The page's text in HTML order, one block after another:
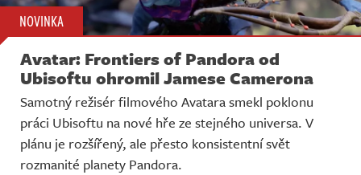
NOVINKA
Avatar: Frontiers of Pandora od
Ubisoftu ohromil Jamese Camerona
Samotný režisér filmového Avatara smekl poklonu
práci Ubisoftu na nové hře ze stejného universa. V
plánu je rozšířený, ale přesto konsistentní svět
rozmanité planety Pandora.